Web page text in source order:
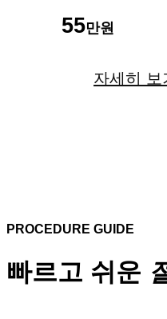
55만원
자세히 보
PROCEDURE GUIDE
빠르고 쉬운